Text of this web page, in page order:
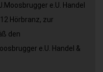
e.U. Handel
Hörbranz, zur
den
e.U. Handel &